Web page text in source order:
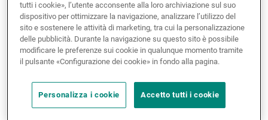
Novità e approfondimenti
It has grown by more than 50% over the last 12
months, highlighting the major shift in investors’
behaviour towards sustainable finance.
Green bonds cover a variety of projects such as
renewable energy, energy efficiency, green
tutti i cookie», l’utente acconsente alla loro archiviazione sul suo
dispositivo per ottimizzare la navigazione, analizzare l’utilizzo del
sito e sostenere le attività di marketing, tra cui la personalizzazione
delle pubblicità. Durante la navigazione su questo sito è possibile
modificare le preferenze sui cookie in qualunque momento tramite
il pulsante «Configurazione dei cookie» in fondo alla pagina.
Personalizza i cookie Accetto tutti i cookie